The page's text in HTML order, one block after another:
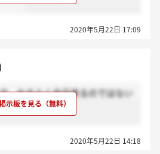
2020年5月22日 17:09
、おそらく今日来るのではない
2020年5月22日 14:18